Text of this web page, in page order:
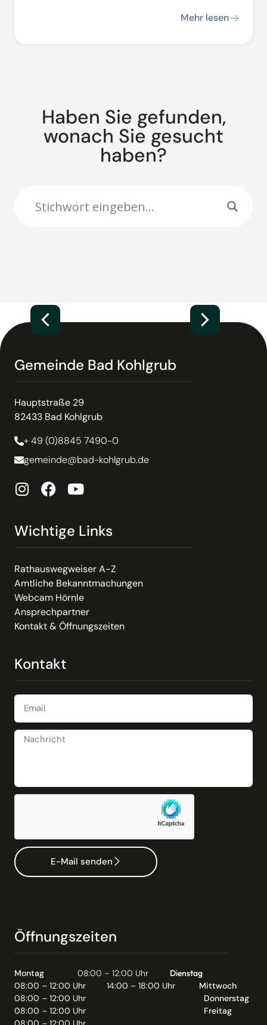
Mehr lesen
Haben Sie gefunden,
wonach Sie gesucht
haben?
Gemeinde Bad Kohlgrub
Hauptstraße 29
82433 Bad Kohlgrub
+ 49 (0)8845 7490-0
gemeinde@bad-kohlgrub.de
Wichtige Links
Rathauswegweiser A-Z
Amtliche Bekanntmachungen
Webcam Hörnle
Ansprechpartner
Kontakt & Öffnungszeiten
Kontakt
E-Mail senden
Öffnungszeiten
Montag 08:00 – 12:00 Uhr
Dienstag
08:00 – 12:00 Uhr
14:00 – 18:00 Uhr
Mittwoch
08:00 – 12:00 Uhr
Donnerstag
08:00 – 12:00 Uhr
Freitag